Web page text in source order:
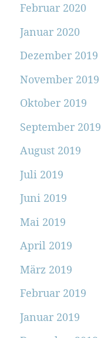
Februar 2020
Januar 2020
Dezember 2019
November 2019
Oktober 2019
September 2019
August 2019
Juli 2019
Juni 2019
Mai 2019
April 2019
März 2019
Februar 2019
Januar 2019